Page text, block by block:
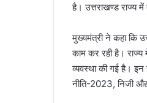
है। उत्तराखण्ड राज्य में
मुख्यमंत्री ने कहा कि
काम कर रही है। राज्य
व्यवस्था की गई है।
नीति-2023, निजी